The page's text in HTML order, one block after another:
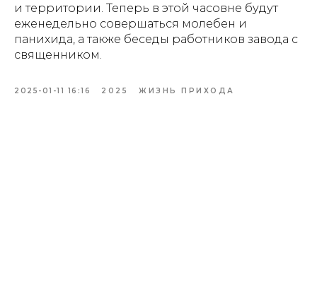
и территории. Теперь в этой часовне будут
еженедельно совершаться молебен и
панихида, а также беседы работников завода с
священником.
2025-01-11 16:16 2025 ЖИЗНЬ ПРИХОДА